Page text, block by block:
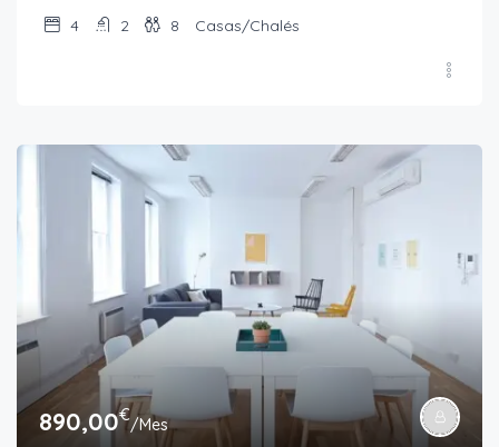
4
2 8 Casas/Chalés
890,00€/Mes